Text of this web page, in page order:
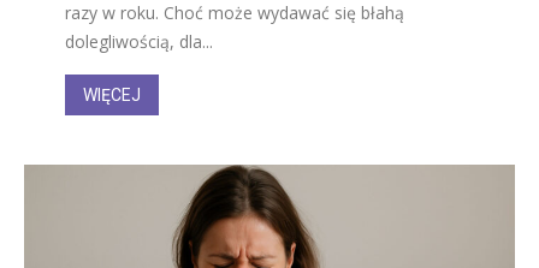
razy w roku. Choć może wydawać się błahą
dolegliwością, dla...
WIĘCEJ